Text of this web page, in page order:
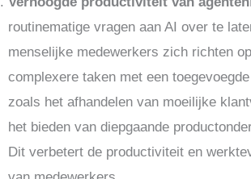
routinematige vragen aan AI over te
menselijke medewerkers zich richten op
complexere taken met een
zoals het afhandelen van moeilijke
het bieden van diepgaande
Dit verbetert de productiviteit en